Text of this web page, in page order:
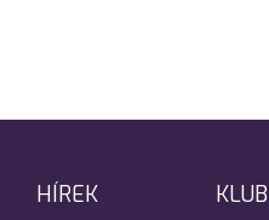
HÍREK KLUB